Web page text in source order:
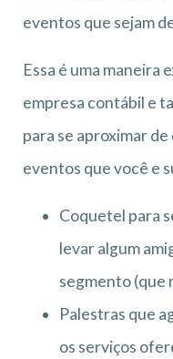
eventos que sejam
Essa é uma maneira
empresa contábil e
para se aproximar
eventos que você e
Coquetel para
levar algum
segmento (que
Palestras que
os serviços